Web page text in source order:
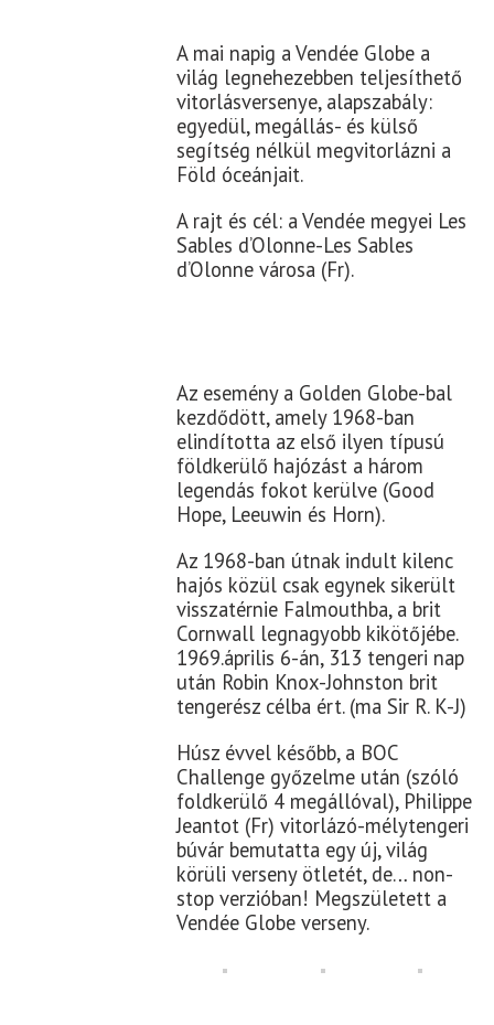
A mai napig a Vendée Globe a
világ legnehezebben teljesíthető
vitorlásversenye, alapszabály:
egyedül, megállás- és külső
segítség nélkül megvitorlázni a
Föld óceánjait.
A rajt és cél: a Vendée megyei Les
Sables d’Olonne-Les Sables
d’Olonne városa (Fr).
Az esemény a Golden Globe-bal
kezdődött, amely 1968-ban
elindította az első ilyen típusú
földkerülő hajózást a három
legendás fokot kerülve (Good
Hope, Leeuwin és Horn).
Az 1968-ban útnak indult kilenc
hajós közül csak egynek sikerült
visszatérnie Falmouthba, a brit
Cornwall legnagyobb kikötőjébe.
1969.április 6-án, 313 tengeri nap
után Robin Knox-Johnston brit
tengerész célba ért. (ma Sir R. K-J)
Húsz évvel később, a BOC
Challenge győzelme után (szóló
foldkerülő 4 megállóval), Philippe
Jeantot (Fr) vitorlázó-mélytengeri
búvár bemutatta egy új, világ
körüli verseny ötletét, de… non-
stop verzióban! Megszületett a
Vendée Globe verseny.